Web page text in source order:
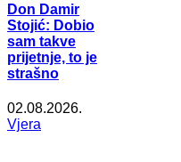
Don Damir
Stojić: Dobio
sam takve
prijetnje, to je
strašno
02.08.2026.
Vjera